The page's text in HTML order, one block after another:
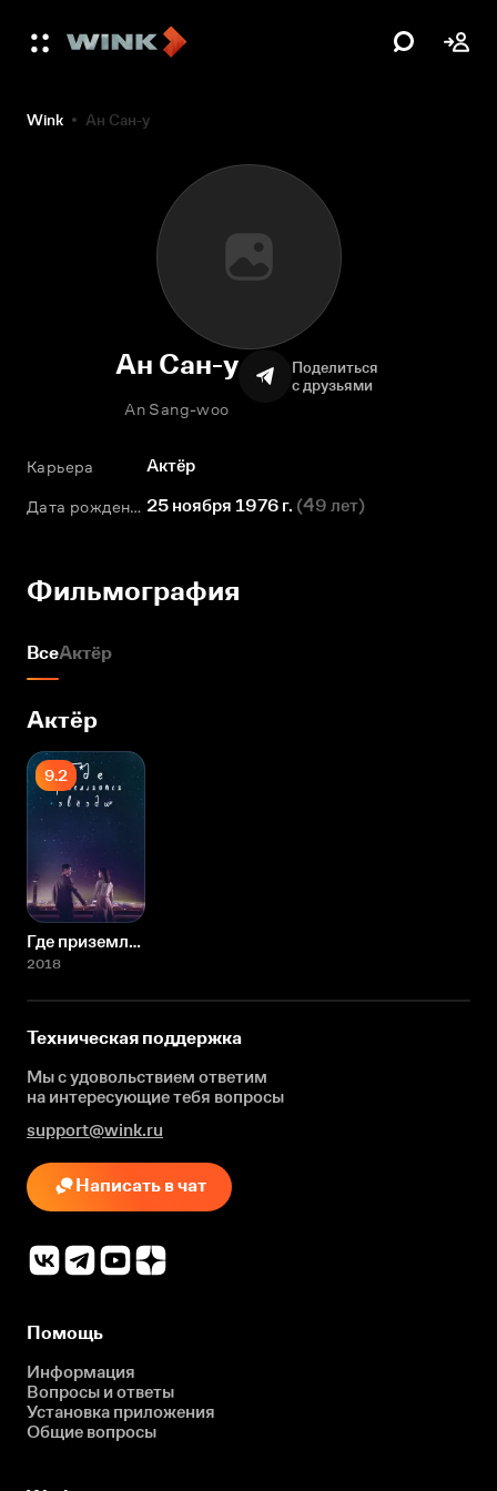
Wink Ан Сан-у
Ан Сан-у
An Sang-woo
Поделиться
с друзьями
Карьера Актёр
Дата рождения 25 ноября 1976 г. (49 лет)
Фильмография
ВсеАктёр
Актёр
9.2
Где приземляются звезды?
2018
Техническая поддержка
Мы с удовольствием ответим
на интересующиетебя вопросы
support@wink.ru
Написать в чат
Помощь
Информация
Вопросы и ответы
Установка приложения
Общие вопросы